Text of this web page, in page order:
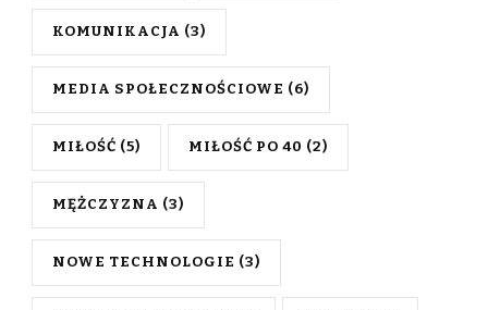
KOMUNIKACJA (3)
MEDIA SPOŁECZNOŚCIOWE (6)
MIŁOŚĆ (5) MIŁOŚĆ PO 40 (2)
MĘŻCZYZNA (3)
NOWE TECHNOLOGIE (3)